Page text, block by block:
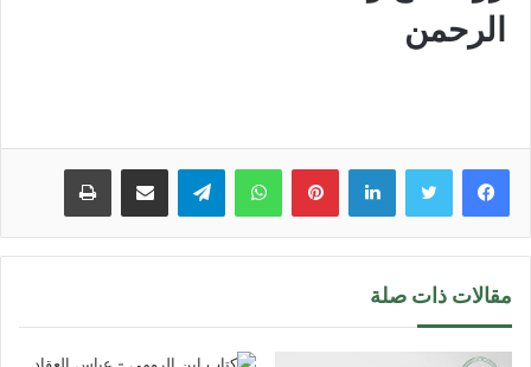
الرحمن
لينكدإن بينتيريستواتساب تيلقرام مشاركة عبر البريد طباعة
مقالات ذات صلة